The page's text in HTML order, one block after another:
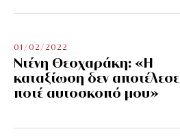
01/02/2022
Ντένη Θεοχαράκη: «Η
καταξίωση δεν αποτέλεσε
ποτέ αυτοσκοπό μου»